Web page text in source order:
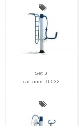
Set 3
cat. num. 16032